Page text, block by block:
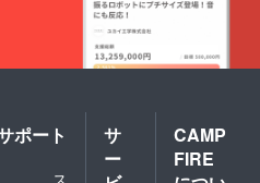
ポート
サ
ー
CAMP
FIRE